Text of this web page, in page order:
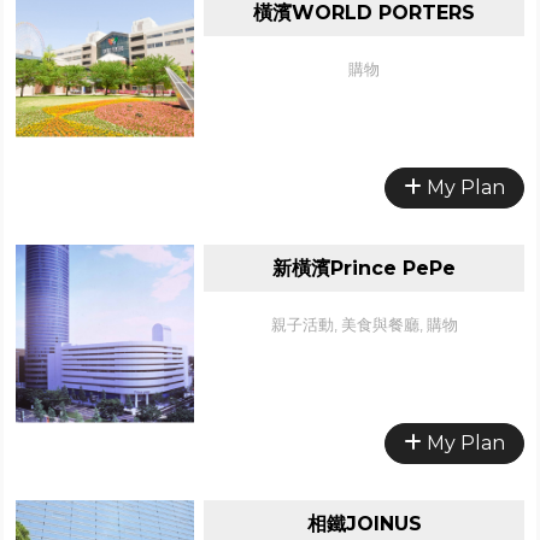
橫濱WORLD PORTERS
購物
My Plan
新橫濱Prince PePe
親子活動, 美食與餐廳, 購物
My Plan
相鐵JOINUS